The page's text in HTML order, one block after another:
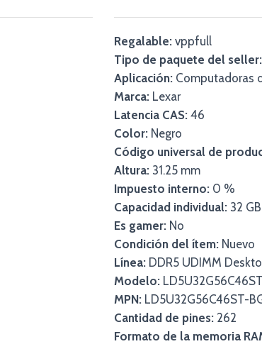
Regalable: vppfull
Tipo de paquete del seller:
Aplicación: Computadoras
Marca: Lexar
Latencia CAS: 46
Color: Negro
Código universal de
Altura: 31.25 mm
Impuesto interno: 0 %
Capacidad individual: 32 GB
Es gamer: No
Condición del ítem: Nuevo
Línea: DDR5 UDIMM
Modelo:
MPN: LD5U32G56C46ST-
Cantidad de pines: 262
Formato de la memoria